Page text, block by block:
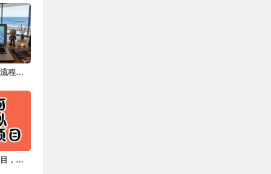
普通人做自媒体全流程（新人版）
新手做虚拟资料项目，这8个赛道值得认真看一眼